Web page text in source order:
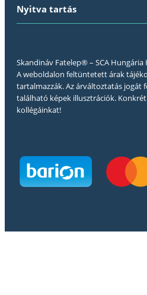
Nyitva tartás
Skandináv Fatelep® – SCA
A weboldalon feltüntetett árak
tartalmazzák. Az árváltoztatás jogát
található képek illusztrációk.
kollégáinkat!